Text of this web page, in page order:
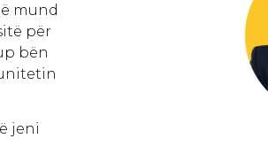
mund
për
bën
jeni